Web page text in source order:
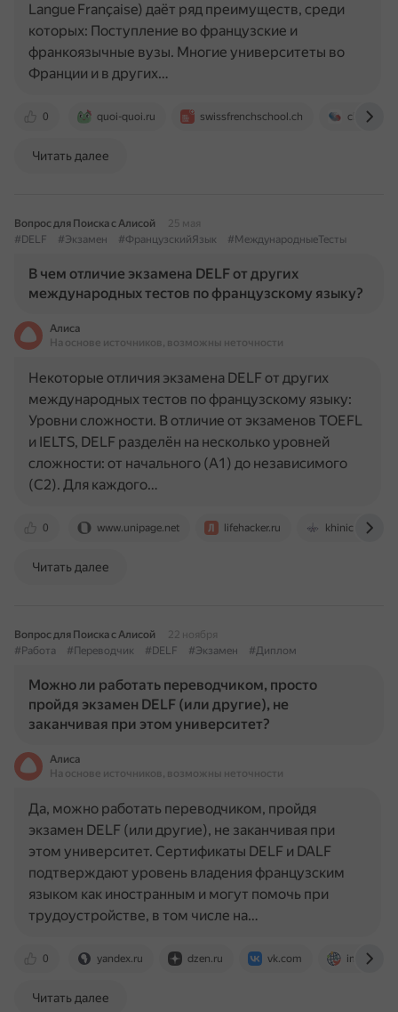
0 quoi-quoi.ru swissfrenchschool.ch
Langue Française) даёт ряд преимуществ, среди
которых: Поступление во французские и
франкоязычные вузы. Многие университеты во
Франции и в других…
Читать далее
Вопрос для Поиска с Алисой
25 мая
#DELF
#Экзамен #ФранцузскийЯзык #МеждународныеТесты
В чем отличие экзамена DELF от других
международных тестов по французскому языку?
Алиса
На основе источников, возможны неточности
0 www.unipage.net lifehacker.ru khinich.school
Некоторые отличия экзамена DELF от других
международных тестов по французскому языку:
Уровни сложности. В отличие от экзаменов TOEFL
и IELTS, DELF разделён на несколько уровней
сложности: от начального (A1) до независимого
(C2). Для каждого…
Читать далее
Вопрос для Поиска с Алисой
22 ноября
#Работа
#Переводчик #DELF #Экзамен #Диплом
Можно ли работать переводчиком, просто
пройдя экзамен DELF (или другие), не
заканчивая при этом университет?
Алиса
На основе источников, возможны неточности
0 yandex.ru dzen.ru vk.com
Да, можно работать переводчиком, пройдя
экзамен DELF (или другие), не заканчивая при
этом университет. Сертификаты DELF и DALF
подтверждают уровень владения французским
языком как иностранным и могут помочь при
трудоустройстве, в том числе на…
Читать далее